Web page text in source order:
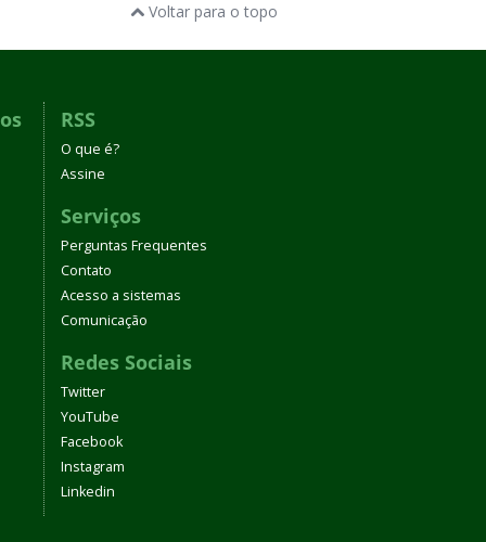
Voltar para o topo
RSS
O que é?
Assine
Serviços
Perguntas Frequentes
Contato
Acesso a sistemas
Comunicação
Redes Sociais
Twitter
YouTube
Facebook
Instagram
Linkedin